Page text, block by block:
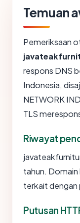
Temuan
Pemeriksaan
respons DNS
Indonesia,
NETWORK
TLS
Riwayat
tahun. Domain
terkait dengan
Putusan